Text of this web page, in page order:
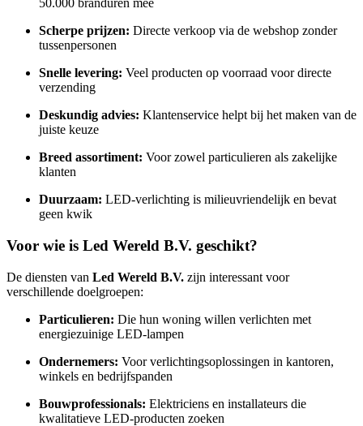
50.000 branduren mee
Scherpe prijzen: Directe verkoop via de webshop zonder
tussenpersonen
Snelle levering: Veel producten op voorraad voor directe
verzending
Deskundig advies: Klantenservice helpt bij het maken van de
juiste keuze
Breed assortiment: Voor zowel particulieren als zakelijke
klanten
Duurzaam: LED-verlichting is milieuvriendelijk en bevat
geen kwik
Voor wie is Led Wereld B.V. geschikt?
De diensten van Led Wereld B.V. zijn interessant voor
verschillende doelgroepen:
Particulieren: Die hun woning willen verlichten met
energiezuinige LED-lampen
Ondernemers: Voor verlichtingsoplossingen in kantoren,
winkels en bedrijfspanden
Bouwprofessionals: Elektriciens en installateurs die
kwalitatieve LED-producten zoeken